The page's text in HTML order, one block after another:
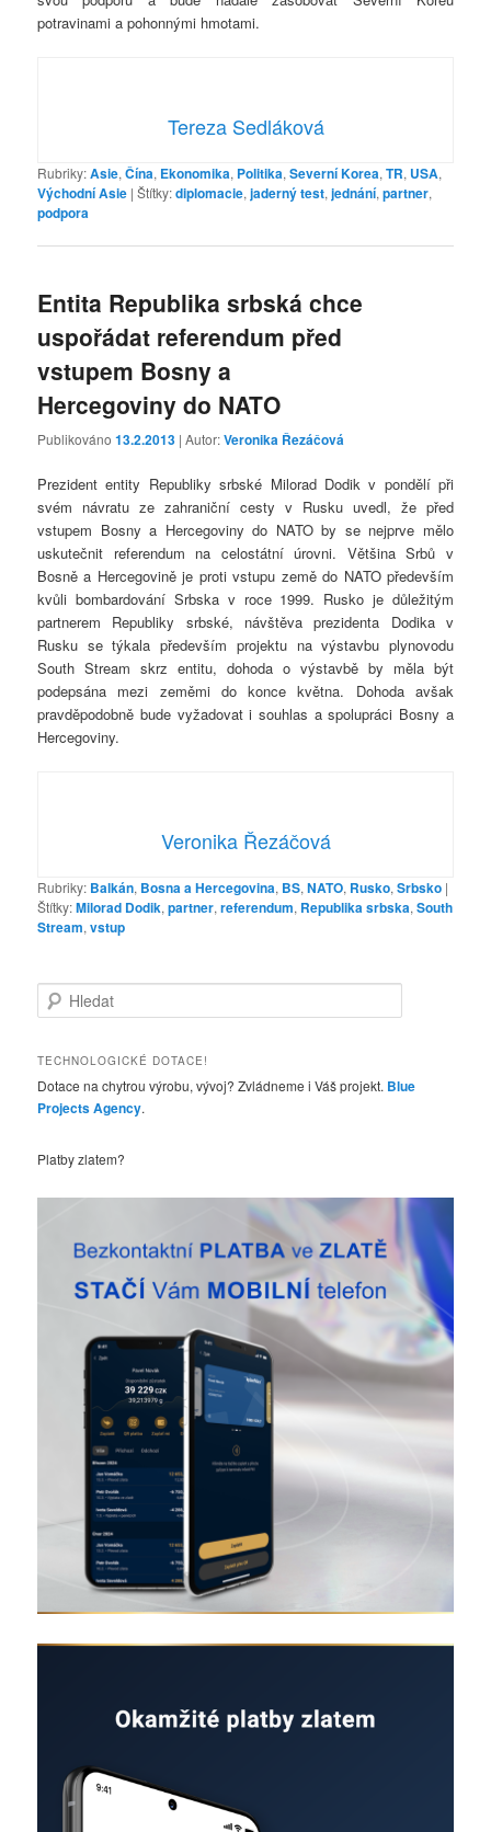
potravinami a pohonnými hmotami.
Tereza Sedláková
Rubriky:Asie,Čína, Ekonomika, Politika,Severní Korea,TR, USA,
Východní Asie |Štítky:diplomacie,jaderný test,jednání,partner,
podpora
Entita Republika srbská chce
uspořádat referendum před
vstupem Bosny a
Hercegoviny do NATO
Publikováno13.2.2013 | Autor:Veronika Řezáčová
Prezident entity Republiky srbské Milorad Dodik v pondělí při
svém návratu ze zahraniční cesty v Rusku uvedl, že před
vstupem Bosny a Hercegoviny do NATO by se nejprve mělo
uskutečnit referendum na celostátní úrovni. Většina Srbů v
Bosně a Hercegovině je proti vstupu země do NATO především
kvůli bombardování Srbska v roce 1999. Rusko je důležitým
partnerem Republiky srbské, návštěva prezidenta Dodika v
Rusku se týkala především projektu na výstavbu plynovodu
South Stream skrz entitu, dohoda o výstavbě by měla být
podepsána mezi zeměmi do konce května. Dohoda avšak
pravděpodobně bude vyžadovat i souhlas a spolupráci Bosny a
Hercegoviny.
Veronika Řezáčová
Rubriky: Balkán, Bosna a Hercegovina, BS,NATO, Rusko,Srbsko |
Štítky:Milorad Dodik,partner,referendum, Republika srbska,South
Stream,vstup
l
d
t
TECHNOLOGICKÉ DOTACE!
Dotace na chytrou výrobu, vývoj? Zvládneme i Váš projekt. Blue
Projects Agency.
Platby zlatem?